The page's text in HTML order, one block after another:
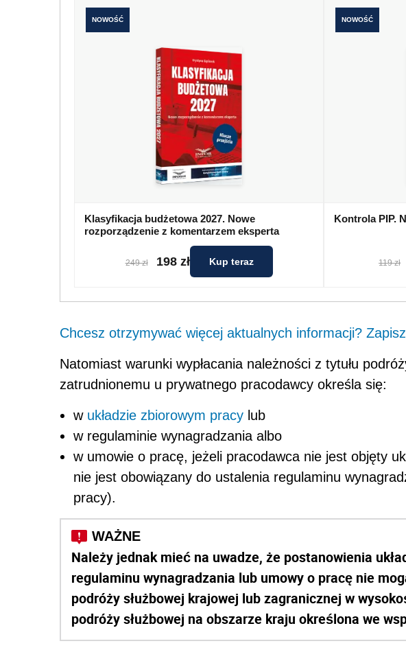
NOWOŚĆ
Klasyfikacja budżetowa 2027. Nowe
rozporządzenie z komentarzem eksperta
249 zł 198 zł Kup teraz
NOWOŚĆ
Kontrola PIP.
119 zł
Chcesz otrzymywać więcej aktualnych informacji?
Natomiast warunki wypłacania należności z tytułu
zatrudnionemu u prywatnego pracodawcy określa się:
w układzie zbiorowym pracy lub
w regulaminie wynagradzania albo
w umowie o pracę, jeżeli pracodawca nie jest objęty
nie jest obowiązany do ustalenia regulaminu
pracy).
Należy jednak mieć na uwadze, że postanowienia
regulaminu wynagradzania lub umowy o pracę nie
podróży służbowej krajowej lub zagranicznej w
podróży służbowej na obszarze kraju określona we